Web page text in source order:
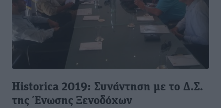
Historica 2019: Συνάντηση με το Δ.Σ.
της Ένωσης Ξενοδόχων